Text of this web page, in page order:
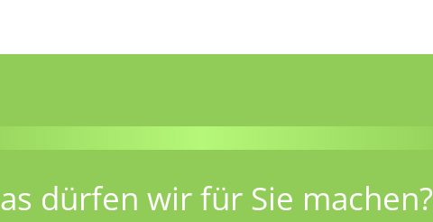
dürfen wir für Sie machen?